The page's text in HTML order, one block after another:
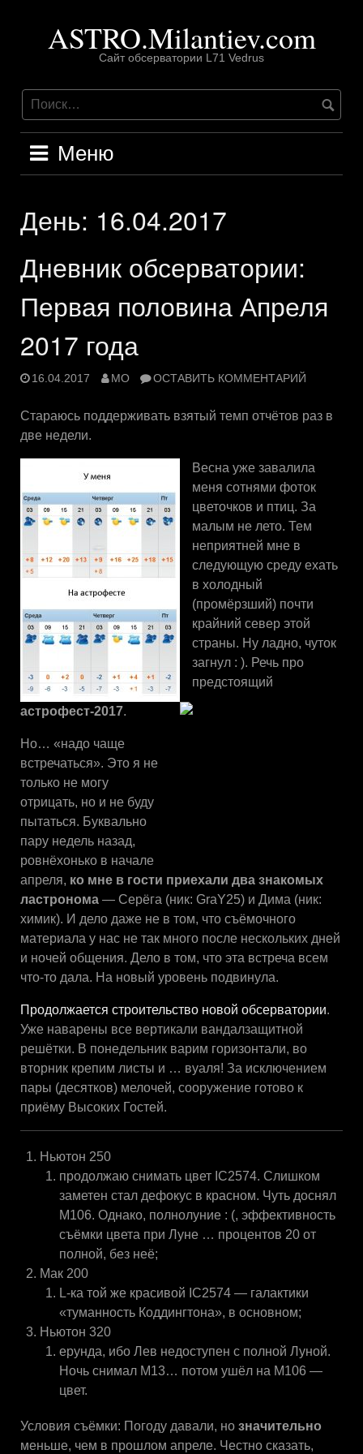
содержимомуASTRO.Milantiev.com
Сайт обсерватории L71 Vedrus
Меню
День: 16.04.2017
Дневник обсерватории:
Первая половина Апреля
2017 года
16.04.2017 MO ОСТАВИТЬ КОММЕНТАРИЙ
Стараюсь поддерживать взятый темп отчётов раз в
две недели.
Весна уже завалила
меня сотнями фоток
цветочков и птиц. За
малым не лето. Тем
неприятней мне в
следующую среду ехать
в холодный
(промёрзший) почти
крайний север этой
страны. Ну ладно, чуток
загнул : ). Речь про
предстоящий
астрофест-2017.
Но… «надо чаще
встречаться». Это я не
только не могу
отрицать, но и не буду
пытаться. Буквально
пару недель назад,
ровнёхонько в начале
апреля, ко мне в гости приехали два знакомых
ластронома — Серёга (ник: GraY25) и Дима (ник:
химик). И дело даже не в том, что съёмочного
материала у нас не так много после нескольких дней
и ночей общения. Дело в том, что эта встреча всем
что-то дала. На новый уровень подвинула.
Продолжается строительство новой обсерватории.
Уже наварены все вертикали вандалзащитной
решётки. В понедельник варим горизонтали, во
вторник крепим листы и … вуаля! За исключением
пары (десятков) мелочей, сооружение готово к
приёму Высоких Гостей.
Ньютон 250
продолжаю снимать цвет IC2574. Слишком
заметен стал дефокус в красном. Чуть доснял
М106. Однако, полнолуние : (, эффективность
съёмки цвета при Луне … процентов 20 от
полной, без неё;
Мак 200
L-ка той же красивой IC2574 — галактики
«туманность Коддингтона», в основном;
Ньютон 320
ерунда, ибо Лев недоступен с полной Луной.
Ночь снимал М13… потом ушёл на М106 —
цвет.
Условия съёмки: Погоду давали, но значительно
меньше, чем в прошлом апреле. Честно сказать,